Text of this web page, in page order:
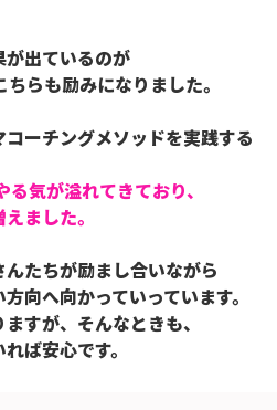
出ているのが
らも励みになりました。
ーチングメソッドを実践する
る気が溢れてきており、
ました。
たちが励まし合いながら
向へ向かっていっています。
すが、そんなときも、
ば安心です。